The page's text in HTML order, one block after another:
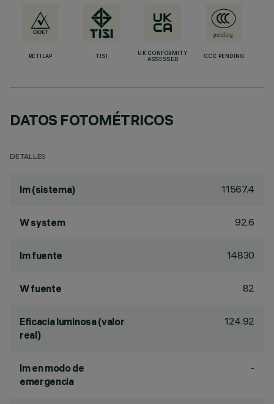
RETILAP TISI
UK CONFORMITY
ASSESSED
CCC PENDING
DATOS FOTOMÉTRICOS
DETALLES
lm (sistema) 11567.4
W system 92.6
lm fuente 14830
W fuente 82
Eficacia luminosa (valor
real)
124.92
lm en modo de
emergencia
-